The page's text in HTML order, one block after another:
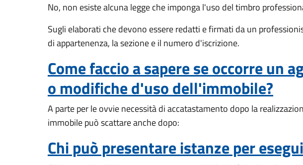
No, non esiste alcuna legge che imponga l'uso del timbro
Sugli elaborati che devono essere redatti e firmati da un
di appartenenza, la sezione e il numero d'iscrizione.
Come faccio a sapere se occorre
o modifiche d'uso dell'immobile?
A parte per le ovvie necessità di accatastamento dopo la
immobile può scattare anche dopo:
Chi può presentare istanze per